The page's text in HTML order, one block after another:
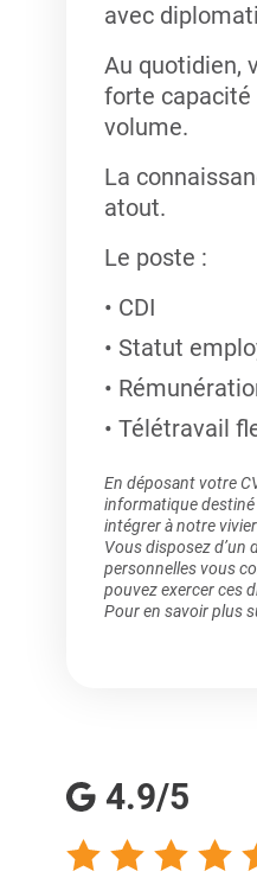
avec
Au quotidien,
forte capacité
volume.
La
atout.
Le poste :
CDI
Statut
Télétravail
En déposant votre
informatique destiné
intégrer à notre
Vous disposez d’un
personnelles vous
pouvez exercer ces
Pour en savoir plus
4.9/5